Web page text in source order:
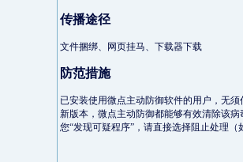
传播途径
文件捆绑、网页挂马、下载器下载
防范措施
已安装使用微点主动防御软件的用户，无
新版本，微点主动防御都能够有效清除该
您“发现可疑程序”，请直接选择阻止处理（